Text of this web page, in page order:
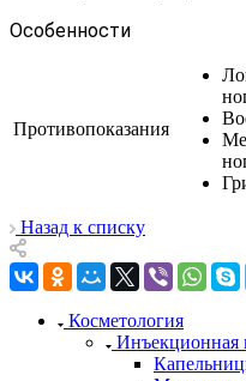
Особенности
Противопоказания
Назад к списку
Косметология
Инъекционная